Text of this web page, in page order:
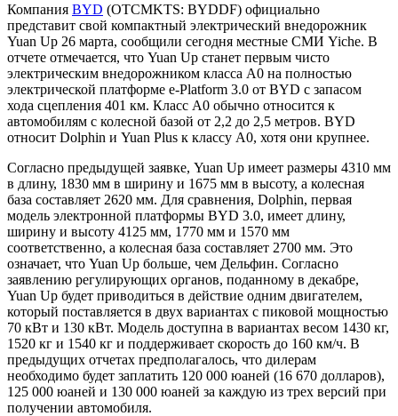
Компания BYD (OTCMKTS: BYDDF) официально
представит свой компактный электрический внедорожник
Yuan Up 26 марта, сообщили сегодня местные СМИ Yiche. В
отчете отмечается, что Yuan Up станет первым чисто
электрическим внедорожником класса A0 на полностью
электрической платформе e-Platform 3.0 от BYD с запасом
хода сцепления 401 км. Класс A0 обычно относится к
автомобилям с колесной базой от 2,2 до 2,5 метров. BYD
относит Dolphin и Yuan Plus к классу A0, хотя они крупнее.
Согласно предыдущей заявке, Yuan Up имеет размеры 4310 мм
в длину, 1830 мм в ширину и 1675 мм в высоту, а колесная
база составляет 2620 мм. Для сравнения, Dolphin, первая
модель электронной платформы BYD 3.0, имеет длину,
ширину и высоту 4125 мм, 1770 мм и 1570 мм
соответственно, а колесная база составляет 2700 мм. Это
означает, что Yuan Up больше, чем Дельфин. Согласно
заявлению регулирующих органов, поданному в декабре,
Yuan Up будет приводиться в действие одним двигателем,
который поставляется в двух вариантах с пиковой мощностью
70 кВт и 130 кВт. Модель доступна в вариантах весом 1430 кг,
1520 кг и 1540 кг и поддерживает скорость до 160 км/ч. В
предыдущих отчетах предполагалось, что дилерам
необходимо будет заплатить 120 000 юаней (16 670 долларов),
125 000 юаней и 130 000 юаней за каждую из трех версий при
получении автомобиля.